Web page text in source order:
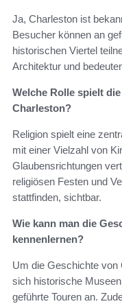
Ja, Charleston ist
Besucher können an
historischen Viertel
Architektur und
Welche Rolle spielt
Charleston?
Religion spielt eine
mit einer Vielzahl von
Glaubensrichtungen
religiösen Festen und
stattfinden, sichtbar.
Wie kann man die
kennenlernen?
Um die Geschichte von
sich historische
geführte Touren an.